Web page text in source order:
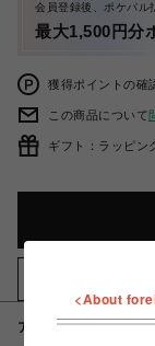
会員登録後、ポケパル
最大1,500円分
獲得ポイントの確
この商品について
ギフト：ラッピン
アイテム説明 / 素材
<About